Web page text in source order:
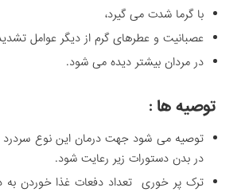
با گرما شدت می گیرد،
عصبانیت و عطرهای گرم از دیگر عوامل
در مردان بیشتر دیده می شود.
توصیه ها :
توصیه می شود جهت درمان این نوع
در بدن دستورات زیر رعایت شود.
ترک پر خوری تعداد دفعات غذا خوردن به